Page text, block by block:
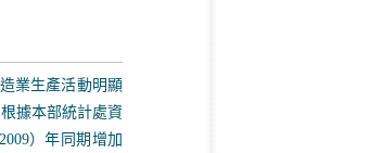
業生產活動明顯
據本部統計處資
）年同期增加